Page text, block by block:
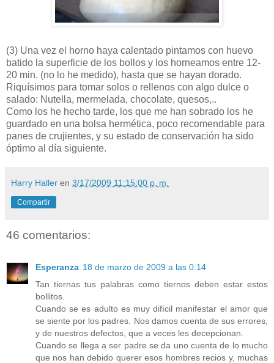
(3) Una vez el horno haya calentado pintamos con huevo
batido la superficie de los bollos y los horneamos entre 12-
20 min. (no lo he medido), hasta que se hayan dorado.
Riquísimos para tomar solos o rellenos con algo dulce o
salado: Nutella, mermelada, chocolate, quesos,..
Como los he hecho tarde, los que me han sobrado los he
guardado en una bolsa hermética, poco recomendable para
panes de crujientes, y su estado de conservación ha sido
óptimo al día siguiente.
Harry Haller en 3/17/2009 11:15:00 p. m.
Compartir
46 comentarios:
Esperanza 18 de marzo de 2009 a las 0:14
Tan tiernas tus palabras como tiernos deben estar estos
bollitos.
Cuando se es adulto es muy difícil manifestar el amor que
se siente por los padres. Nos damos cuenta de sus errores,
y de nuestros defectos, que a veces les decepcionan.
Cuando se llega a ser padre se da uno cuenta de lo mucho
que nos han debido querer esos hombres recios y, muchas